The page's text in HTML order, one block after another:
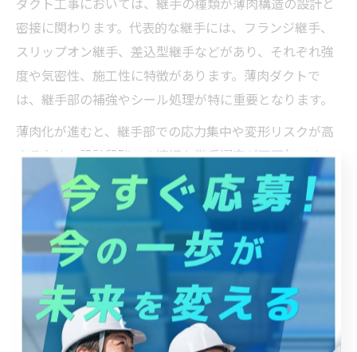
密接に関わります。代表的な継手には、フランジ継手、
スリップオン継手、差込型継手などがあり、それぞれ強
度や気密性、施工性に特徴があります。薄肉ダクトで
は、継手部の補強やシール処理が特に重要となります。
薄肉化が進むと、継手部での応力集中や変形リスクが高
まるため、設計段階での適切な継手選定が不可欠です。
例えば、フランジ継手は強度確保に優れていますが、部
材の追加や施工工数が増える点に留意が必要です。シー
ムレスダクトを採用する場合は、継手数自体を減らし、
全体の気密性向上を図る方法もあります。
実際の現場では、継手部からの漏洩やたわみが後日発覚
し、補修対応となるケースも見受けられます。こうした
事態を防ぐため、設計段階から継手の種類・工法・補強